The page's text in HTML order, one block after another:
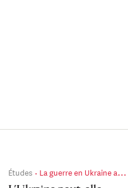
Études La guerre en Ukraine au jour le jour